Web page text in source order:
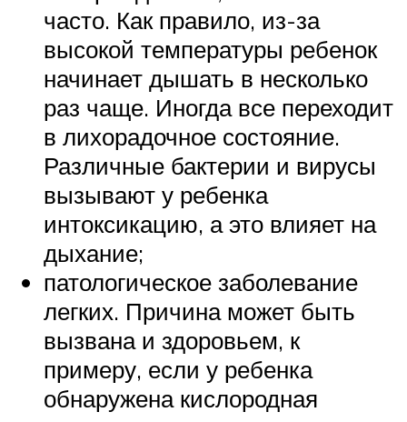
часто. Как правило, из-за
высокой температуры ребенок
начинает дышать в несколько
раз чаще. Иногда все переходит
в лихорадочное состояние.
Различные бактерии и вирусы
вызывают у ребенка
интоксикацию, а это влияет на
дыхание;
патологическое заболевание
легких. Причина может быть
вызвана и здоровьем, к
примеру, если у ребенка
обнаружена кислородная